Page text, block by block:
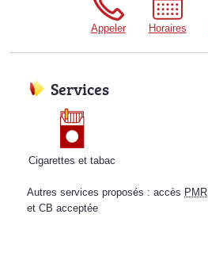
Appeler Horaires
Services
Cigarettes et tabac
Autres services proposés : accès PMR
et CB acceptée